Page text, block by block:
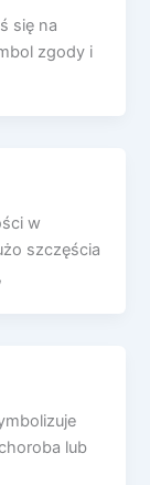
się na
zgody i
w
szczęścia
lub